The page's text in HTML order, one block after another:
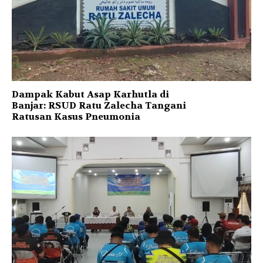
Dampak Kabut Asap Karhutla di
Banjar: RSUD Ratu Zalecha Tangani
Ratusan Kasus Pneumonia